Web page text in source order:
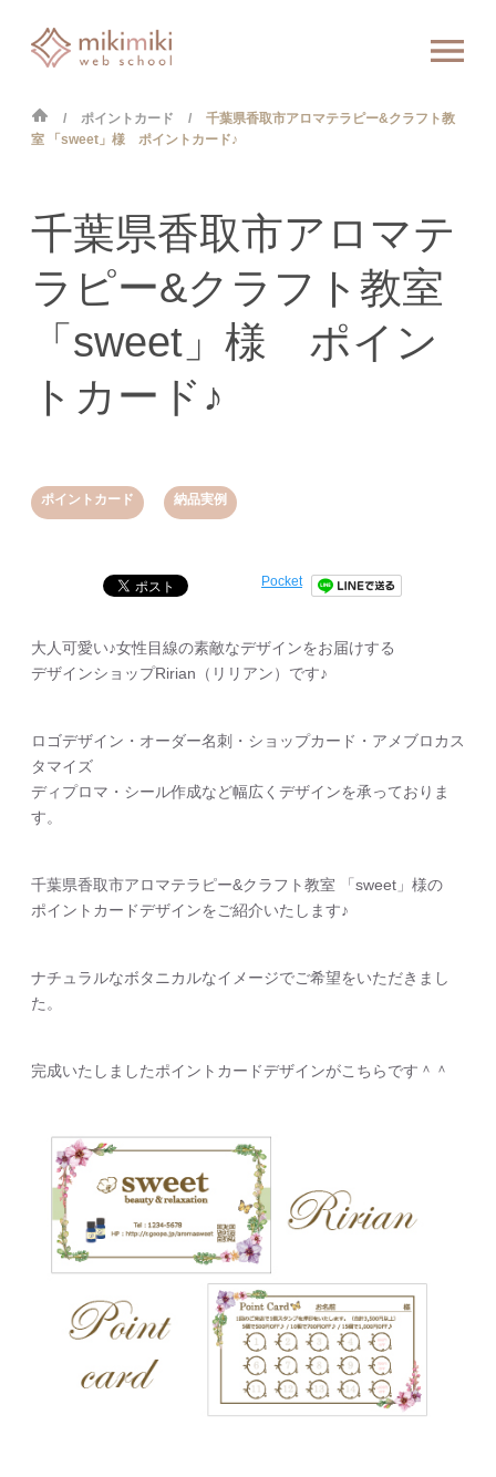
ポイントカード
千葉県香取市アロマテラピー&クラフト教
室 「sweet」様 ポイントカード♪
ポイントカード 納品実例
千葉県香取市アロマテ
ラピー&クラフト教室
「sweet」様 ポイン
トカード♪
Pocket
大人可愛い♪女性目線の素敵なデザインをお届けする
デザインショップRirian（リリアン）です♪
ロゴデザイン・オーダー名刺・ショップカード・アメブロカス
タマイズ
ディプロマ・シール作成など幅広くデザインを承っておりま
す。
千葉県香取市アロマテラピー&クラフト教室 「sweet」様の
ポイントカードデザインをご紹介いたします♪
ナチュラルなボタニカルなイメージでご希望をいただきまし
た。
完成いたしましたポイントカードデザインがこちらです＾＾